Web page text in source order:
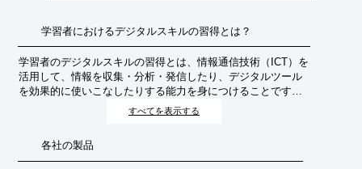
学習者におけるデジタルスキルの習得とは？
学習者のデジタルスキルの習得とは、情報通信技術（ICT）を
活用して、情報を収集・分析・発信したり、デジタルツール
を効果的に使いこなしたりする能力を身につけることです。
現代社会において不可欠なリテラシーであり、学習者の主体
的な学びや将来のキャリア形成において重要な役割を果たし
すべてを表示する
各社の製品